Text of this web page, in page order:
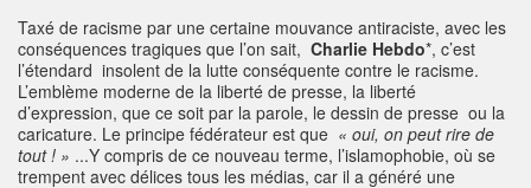
Taxé de racisme par une certaine mouvance antiraciste, avec les
conséquences tragiques que l’on sait, Charlie Hebdo*, c’est
l’étendard insolent de la lutte conséquente contre le racisme.
L’emblème moderne de la liberté de presse, la liberté
d’expression, que ce soit par la parole, le dessin de presse ou la
caricature. Le principe fédérateur est que « oui, on peut rire de
tout ! » ...Y compris de ce nouveau terme, l’islamophobie, où se
trempent avec délices tous les médias, car il a généré une